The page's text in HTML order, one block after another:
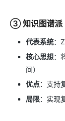
③ 知识图谱派
代表系统：
核心思想：
间）
优点：支持
局限：实现